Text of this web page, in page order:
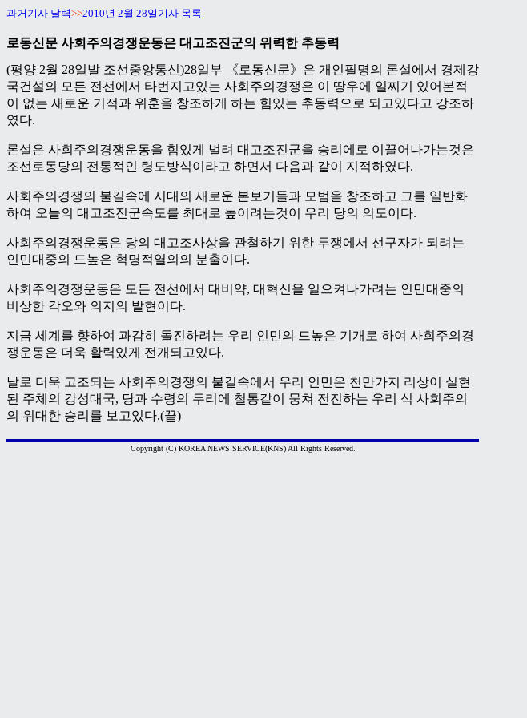
과거기사 달력>>2010년 2월 28일기사 목록
로동신문 사회주의경쟁운동은 대고조진군의 위력한 추동력
(평양 2월 28일발 조선중앙통신)28일부 《로동신문》은 개인필명의 론설에서 경제강
국건설의 모든 전선에서 타번지고있는 사회주의경쟁은 이 땅우에 일찌기 있어본적
이 없는 새로운 기적과 위훈을 창조하게 하는 힘있는 추동력으로 되고있다고 강조하
였다.
론설은 사회주의경쟁운동을 힘있게 벌려 대고조진군을 승리에로 이끌어나가는것은
조선로동당의 전통적인 령도방식이라고 하면서 다음과 같이 지적하였다.
사회주의경쟁의 불길속에 시대의 새로운 본보기들과 모범을 창조하고 그를 일반화
하여 오늘의 대고조진군속도를 최대로 높이려는것이 우리 당의 의도이다.
사회주의경쟁운동은 당의 대고조사상을 관철하기 위한 투쟁에서 선구자가 되려는
인민대중의 드높은 혁명적열의의 분출이다.
사회주의경쟁운동은 모든 전선에서 대비약, 대혁신을 일으켜나가려는 인민대중의
비상한 각오와 의지의 발현이다.
지금 세계를 향하여 과감히 돌진하려는 우리 인민의 드높은 기개로 하여 사회주의경
쟁운동은 더욱 활력있게 전개되고있다.
날로 더욱 고조되는 사회주의경쟁의 불길속에서 우리 인민은 천만가지 리상이 실현
된 주체의 강성대국, 당과 수령의 두리에 철통같이 뭉쳐 전진하는 우리 식 사회주의
의 위대한 승리를 보고있다.(끝)
Copyright (C) KOREA NEWS SERVICE(KNS) All Rights Reserved.